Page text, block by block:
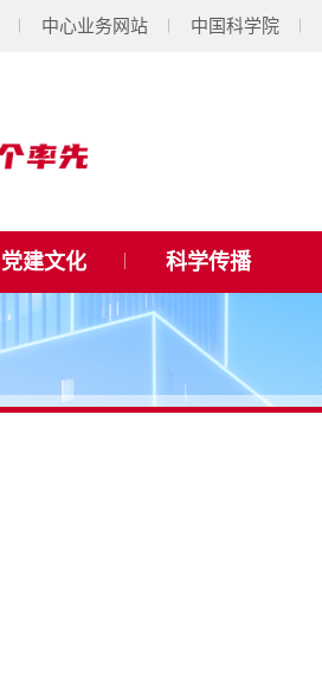
中心业务网站 中国科学院
党建文化 科学传播